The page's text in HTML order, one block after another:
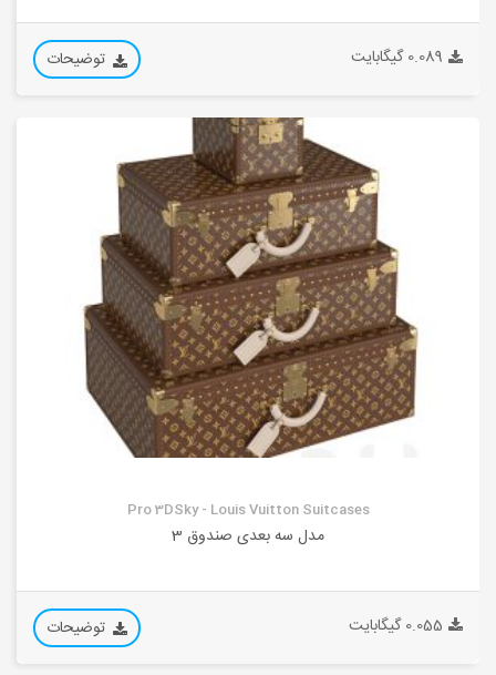
0.089 گیگابایت توضیحات
Pro 3DSky - Louis Vuitton Suitcases
مدل سه بعدی صندوق 3
0.055 گیگابایت توضیحات